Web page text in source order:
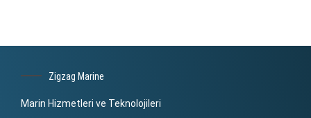
Zigzag Marine
Marin Hizmetleri ve Teknolojileri